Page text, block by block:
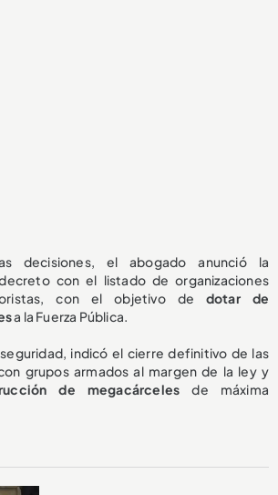
decisiones, el abogado anunció la
con el listado de organizaciones
con el objetivo de dotar de
a la Fuerza Pública.
indicó el cierre definitivo de las
grupos armados al margen de la ley y
de megacárcelesde máxima